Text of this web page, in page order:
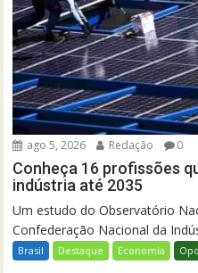
ago 5, 2026 Redação 0
Conheça 16 profissões
indústria até 2035
Um estudo do Observatório
Confederação Nacional da
Brasil Destaque Economia